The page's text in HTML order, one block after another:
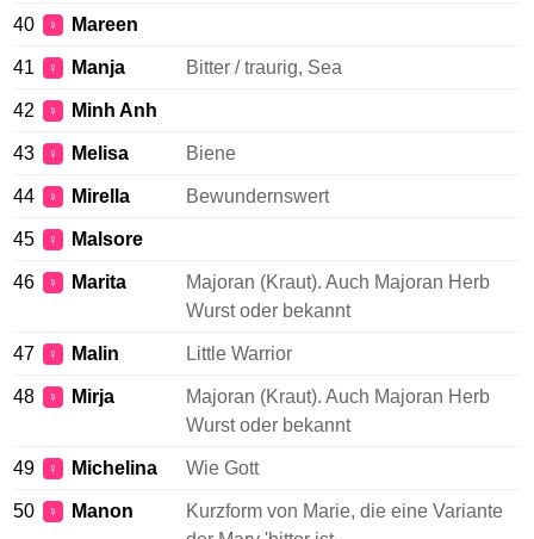
40 ♀ Mareen
41 ♀ Manja Bitter / traurig, Sea
42 ♀ Minh Anh
43 ♀ Melisa Biene
44 ♀ Mirella Bewundernswert
45 ♀ Malsore
46 ♀ Marita
Majoran (Kraut). Auch Majoran Herb
Wurst oder bekannt
47 ♀ Malin Little Warrior
48 ♀ Mirja
Majoran (Kraut). Auch Majoran Herb
Wurst oder bekannt
49 ♀ Michelina Wie Gott
50 ♀ Manon
Kurzform von Marie, die eine Variante